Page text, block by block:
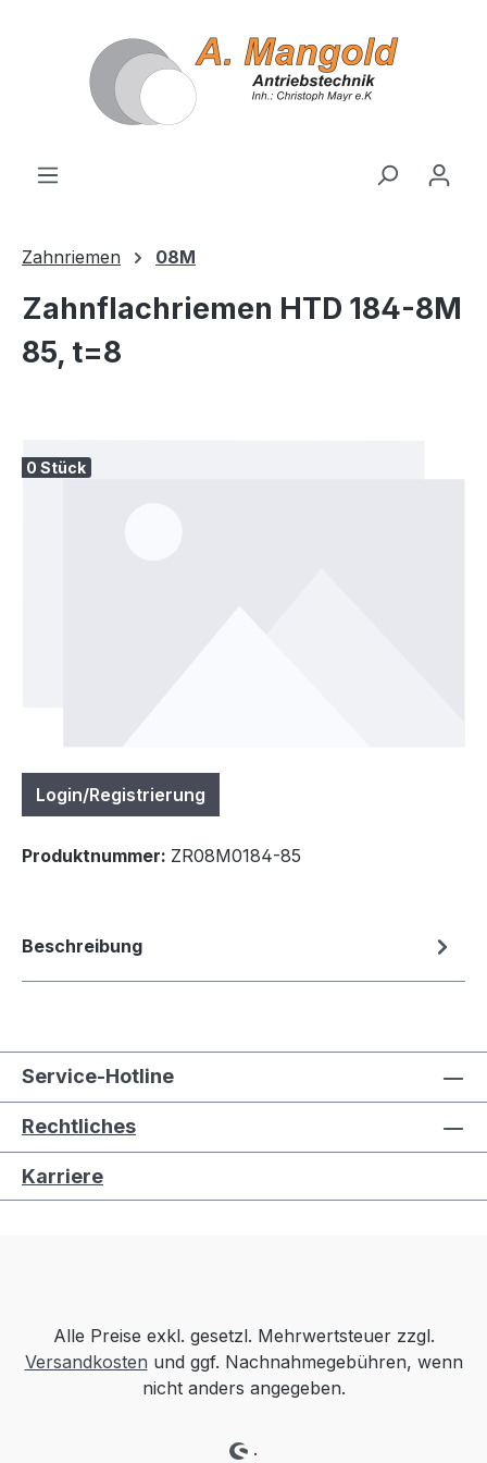
Zahnriemen 08M
Zahnflachriemen HTD 184-8M
85, t=8
0 Stück
Login/Registrierung
Produktnummer: ZR08M0184-85
Beschreibung
Service-Hotline
Rechtliches
Karriere
Alle Preise exkl. gesetzl. Mehrwertsteuer zzgl.
Versandkosten und ggf. Nachnahmegebühren, wenn
nicht anders angegeben.
.